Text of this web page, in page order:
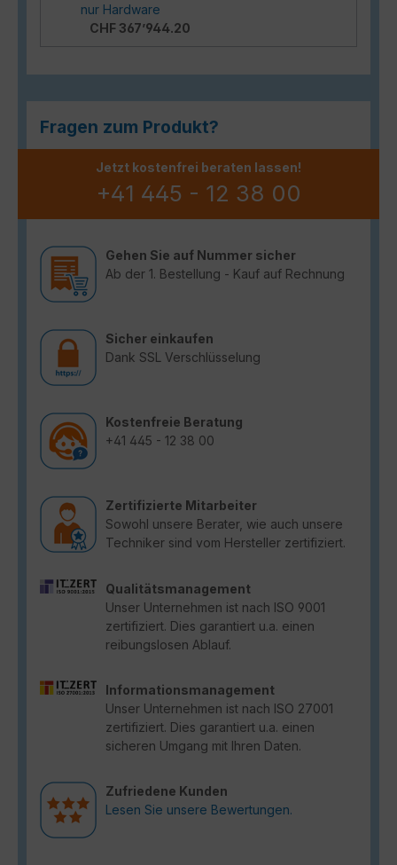
nur Hardware
CHF 367’944.20
Fragen zum Produkt?
Jetzt kostenfrei beraten lassen!
+41 445 - 12 38 00
Gehen Sie auf Nummer sicher
Ab der 1. Bestellung - Kauf auf Rechnung
Sicher einkaufen
Dank SSL Verschlüsselung
Kostenfreie Beratung
+41 445 - 12 38 00
Zertifizierte Mitarbeiter
Sowohl unsere Berater, wie auch unsere
Techniker sind vom Hersteller zertifiziert.
Qualitätsmanagement
Unser Unternehmen ist nach ISO 9001
zertifiziert. Dies garantiert u.a. einen
reibungslosen Ablauf.
Informationsmanagement
Unser Unternehmen ist nach ISO 27001
zertifiziert. Dies garantiert u.a. einen
sicheren Umgang mit Ihren Daten.
Zufriedene Kunden
Lesen Sie unsere Bewertungen.